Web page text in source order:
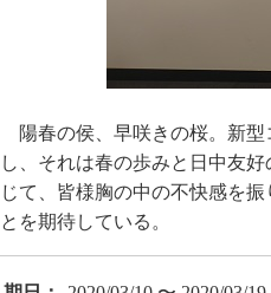
陽春の侯、早咲きの桜。新
し、それは春の歩みと日中友
じて、皆様胸の中の不快感を
とを期待している。